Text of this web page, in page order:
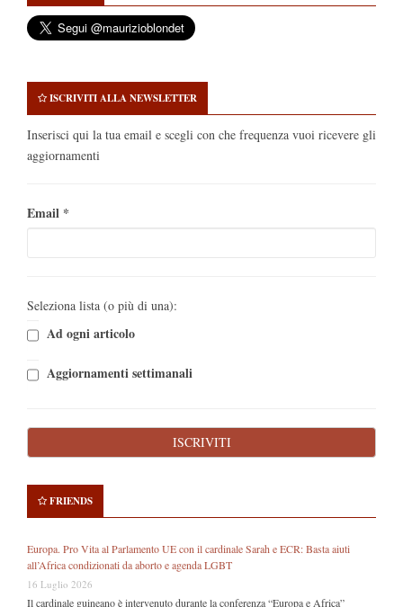
ISCRIVITI ALLA NEWSLETTER
Inserisci qui la tua email e scegli con che frequenza vuoi ricevere gli
aggiornamenti
Email *
Seleziona lista (o più di una):
Ad ogni articolo
Aggiornamenti settimanali
FRIENDS
Europa. Pro Vita al Parlamento UE con il cardinale Sarah e ECR: Basta aiuti
all’Africa condizionati da aborto e agenda LGBT
16 Luglio 2026
Il cardinale guineano è intervenuto durante la conferenza “Europa e Africa”